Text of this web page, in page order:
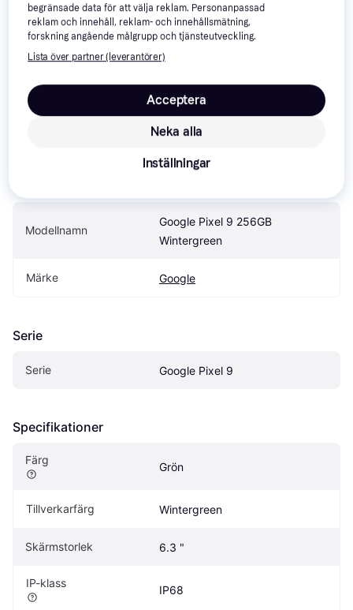
Lägsta pris på Google Pixel 9 256GB Wintergreen
vilket är det billigaste priset just nu hos 1 butik.
Jämför:
Modellnamn
Google Pixel 9 256GB
Wintergreen
Märke Google
Serie
Serie Google Pixel 9
Specifikationer
Färg
Grön
Tillverkarfärg Wintergreen
Skärmstorlek 6.3 "
IP-klass
IP68
begränsade data för att välja reklam. Personanpassad
reklam och innehåll, reklam- och innehållsmätning,
forskning angående målgrupp och tjänsteutveckling.
Lista över partner (leverantörer)
Neka alla
Acceptera
Inställningar